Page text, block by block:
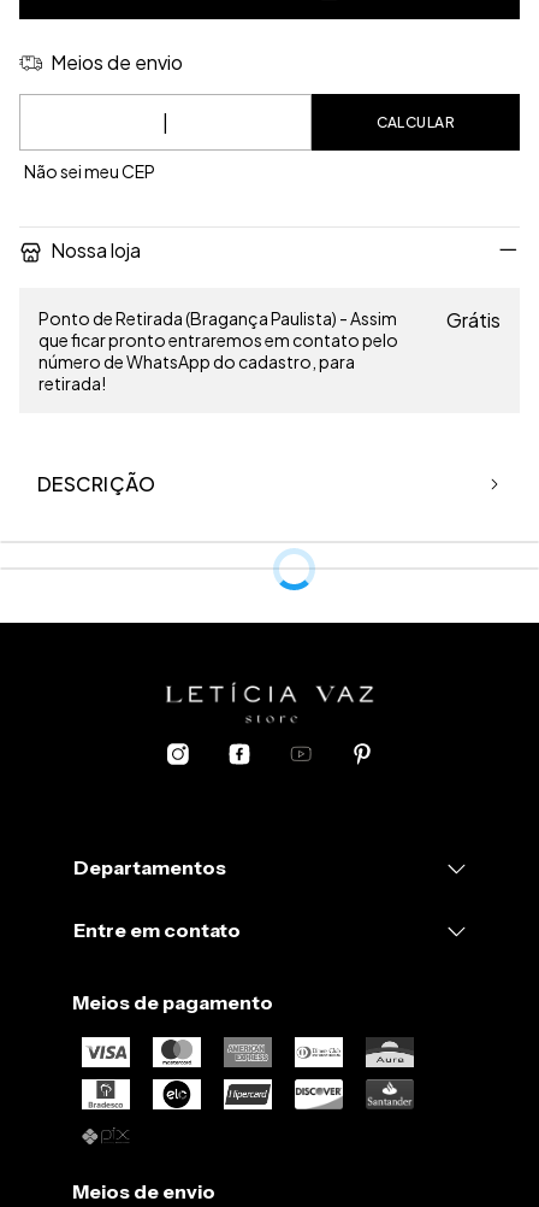
Meios de envio
Entregas para o CEP:
CALCULAR
Não sei meu CEP
Nossa loja
Ponto de Retirada (Bragança Paulista) - Assim
que ficar pronto entraremos em contato pelo
número de WhatsApp do cadastro, para
retirada!
Grátis
DESCRIÇÃO
Departamentos
Entre em contato
Meios de pagamento
Meios de envio